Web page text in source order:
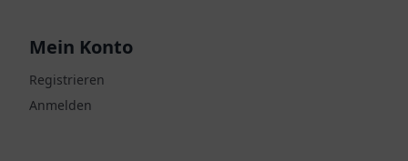
Mein Konto
Registrieren
Anmelden